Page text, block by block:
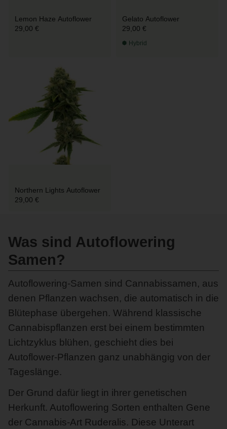
Lemon Haze Autoflower
29,00 €
Gelato Autoflower
29,00 €
Hybrid
Northern Lights Autoflower
29,00 €
Was sind Autoflowering
Samen?
Autoflowering-Samen sind Cannabissamen, aus
denen Pflanzen wachsen, die automatisch in die
Blütephase übergehen. Während klassische
Cannabispflanzen erst bei einem bestimmten
Lichtzyklus blühen, geschieht dies bei
Autoflower-Pflanzen ganz unabhängig von der
Tageslänge.
Der Grund dafür liegt in ihrer genetischen
Herkunft. Autoflowering Sorten enthalten Gene
der Cannabis-Art Ruderalis. Diese Unterart